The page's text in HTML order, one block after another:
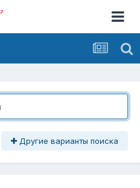
Другие варианты поиска